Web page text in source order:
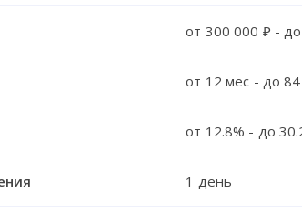
от 300 000 ₽ -
от 12 мес - до 84
от 12.8% - до
1 день